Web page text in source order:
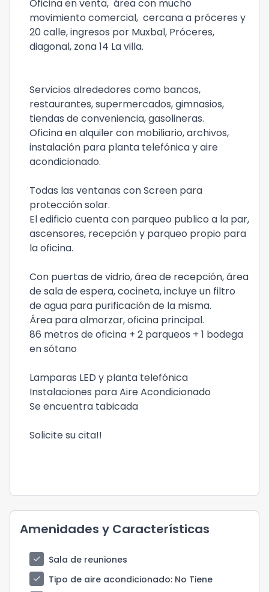
Oficina en venta, área con mucho
movimiento comercial, cercana a próceres y
20 calle, ingresos por Muxbal, Próceres,
diagonal, zona 14 La villa.
Servicios alrededores como bancos,
restaurantes, supermercados, gimnasios,
tiendas de conveniencia, gasolineras.
Oficina en alquiler con mobiliario, archivos,
instalación para planta telefónica y aire
acondicionado.
Todas las ventanas con Screen para
protección solar.
El edificio cuenta con parqueo publico a la par,
ascensores, recepción y parqueo propio para
la oficina.
Con puertas de vidrio, área de recepción, área
de sala de espera, cocineta, incluye un filtro
de agua para purificación de la misma.
Área para almorzar, oficina principal.
86 metros de oficina + 2 parqueos + 1 bodega
en sótano
Lamparas LED y planta telefónica
Instalaciones para Aire Acondicionado
Se encuentra tabicada
Solicite su cita!!
Amenidades y Características
check
Sala de reuniones
check
Tipo de aire acondicionado: No Tiene